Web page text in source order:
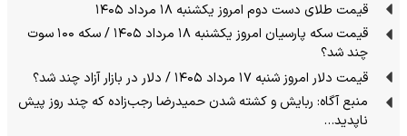
قیمت طلای دست دوم امروز یکشنبه ۱۸ مرداد ۱۴۰۵
قیمت سکه پارسیان امروز یکشنبه ۱۸ مرداد ۱۴۰۵ / سکه ۱۰۰ سوت
چند شد؟
قیمت دلار امروز شنبه ۱۷ مرداد ۱۴۰۵ / دلار در بازار آزاد چند شد؟
منبع آگاه: ربایش و کشته شدن حمیدرضا رجب‌زاده که چند روز پیش
ناپدید…